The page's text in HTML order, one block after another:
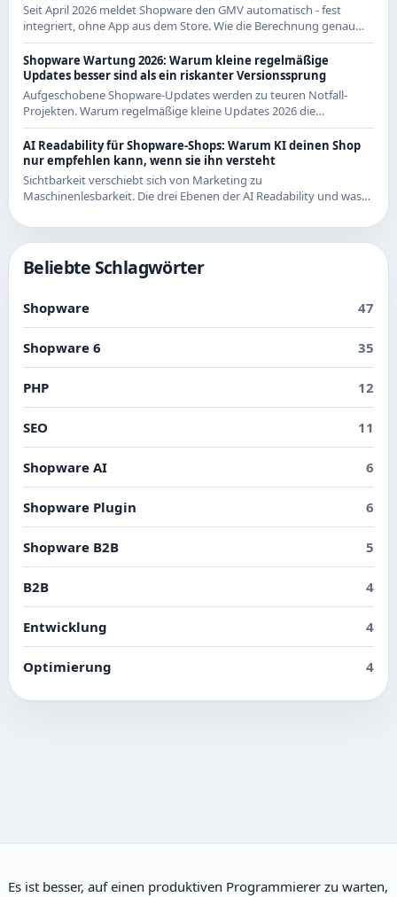
Seit April 2026 meldet Shopware den GMV automatisch - fest
integriert, ohne App aus dem Store. Wie die Berechnung genau
funktioniert und was das für CE-Händler bedeutet.
Shopware Wartung 2026: Warum kleine regelmäßige
Updates besser sind als ein riskanter Versionssprung
Aufgeschobene Shopware-Updates werden zu teuren Notfall-
Projekten. Warum regelmäßige kleine Updates 2026 die
wirtschaftlichere Strategie sind - mit Beispielen aus den letzten
Releases.
AI Readability für Shopware-Shops: Warum KI deinen Shop
nur empfehlen kann, wenn sie ihn versteht
Sichtbarkeit verschiebt sich von Marketing zu
Maschinenlesbarkeit. Die drei Ebenen der AI Readability und was
Beliebte Schlagwörter
Shopware 47
Shopware 6 35
PHP 12
SEO 11
Shopware AI 6
Shopware Plugin 6
Shopware B2B 5
B2B 4
Entwicklung 4
Optimierung 4
Es ist besser, auf einen produktiven Programmierer zu warten,